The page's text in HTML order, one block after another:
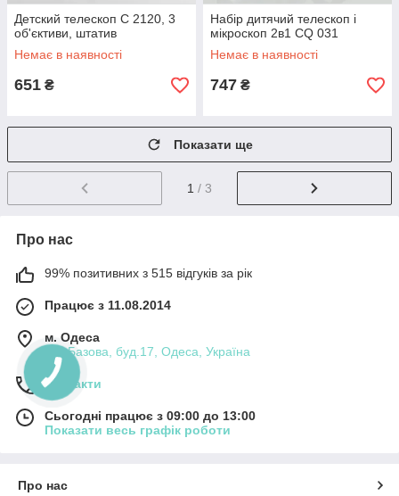
Детский телескоп C 2120, 3
об'єктиви, штатив
Немає в наявності
651 ₴
Набір дитячий телескоп і
мікроскоп 2в1 CQ 031
Немає в наявності
747 ₴
Показати ще
1 / 3
Про нас
99% позитивних з 515 відгуків за рік
Працює з 11.08.2014
м. Одеса
вул.Базова, буд.17, Одеса, Україна
Контакти
Сьогодні працює з 09:00 до 13:00
Показати весь графік роботи
Про нас